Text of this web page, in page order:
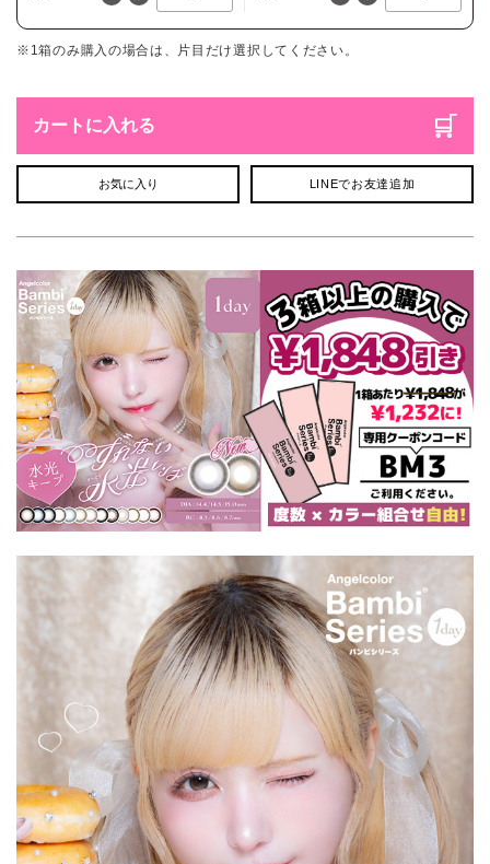
※1箱のみ購入の場合は、片目だけ選択してください。
カートに入れる
お気に入り LINEでお友達追加